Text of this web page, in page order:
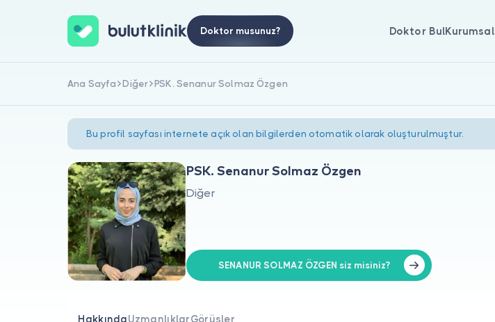
Doktor musunuz? Doktor BulKurumsal
Ana Sayfa Diğer PSK. Senanur Solmaz Özgen
Bu profil sayfası internete açık olan bilgilerden otomatik olarak oluşturulmuştur.
PSK. Senanur Solmaz Özgen
Diğer
SENANUR SOLMAZ ÖZGEN siz misiniz?
HakkındaUzmanlıklarGörüşler